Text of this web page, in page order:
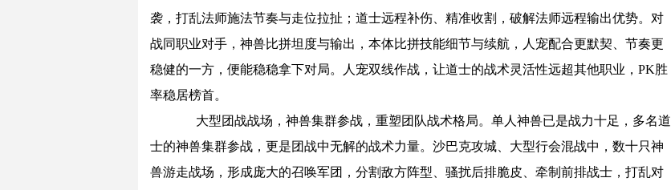
袭，打乱法师施法节奏与走位拉扯；道士远程补伤、精准收割，破解法师远程输出优势。对
战同职业对手，神兽比拼坦度与输出，本体比拼技能细节与续航，人宠配合更默契、节奏更
稳健的一方，便能稳稳拿下对局。人宠双线作战，让道士的战术灵活性远超其他职业，PK胜
率稳居榜首。
大型团战战场，神兽集群参战，重塑团队战术格局。单人神兽已是战力十足，多名道
士的神兽集群参战，更是团战中无解的战术力量。沙巴克攻城、大型行会混战中，数十只神
兽游走战场，形成庞大的召唤军团，分割敌方阵型、骚扰后排脆皮、牵制前排战士，打乱对